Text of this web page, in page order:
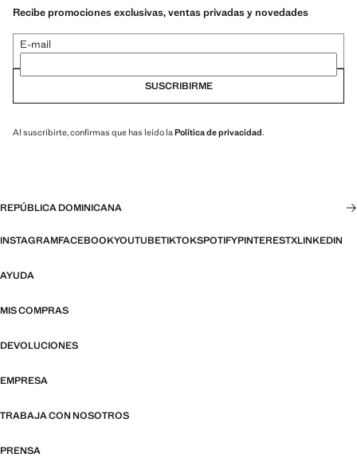
Recibe promociones exclusivas, ventas privadas y novedades
E-mail
SUSCRIBIRME
Al suscribirte, confirmas que has leído laPolítica de privacidad.
REPÚBLICA DOMINICANA
INSTAGRAMFACEBOOKYOUTUBETIKTOKSPOTIFYPINTERESTXLINKEDIN
AYUDA
MIS COMPRAS
DEVOLUCIONES
EMPRESA
TRABAJA CON NOSOTROS
PRENSA